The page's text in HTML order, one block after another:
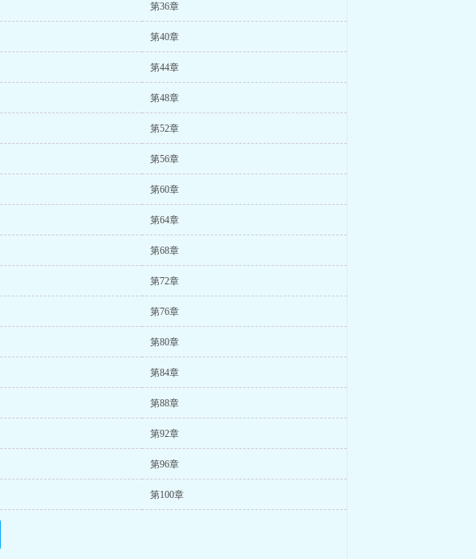
第36章
第40章
第44章
第48章
第52章
第56章
第60章
第64章
第68章
第72章
第76章
第80章
第84章
第88章
第92章
第96章
第100章